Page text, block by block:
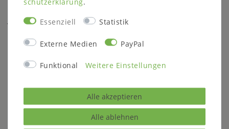
Über uns
Möbel Programme
Möbel Kataloge
WISSENSWERTES & HILFE
Massivholzmöbel Wiki
Massivholzarten
Essenziell Statistik
Externe Medien PayPal
Funktional Weitere Einstellungen
Alle akzeptieren
Alle ablehnen